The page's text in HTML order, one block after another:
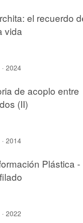
el recuerdo
vida
2024
de acoplo entre
(II)
2014
Plástica -
2022